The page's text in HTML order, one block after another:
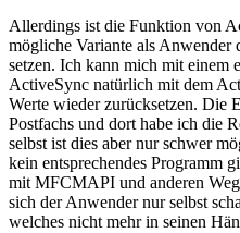
Allerdings ist die Funktion von
mögliche Variante als
setzen. Ich kann mich mit einem
ActiveSync natürlich mit dem
Werte wieder zurücksetzen. Die
Postfachs und dort habe ich die
selbst ist dies aber nur schwer
kein entsprechendes Programm
mit MFCMAPI und anderen
sich der Anwender nur selbst
welches nicht mehr in seinen